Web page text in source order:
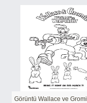
Görüntü Wallace ve